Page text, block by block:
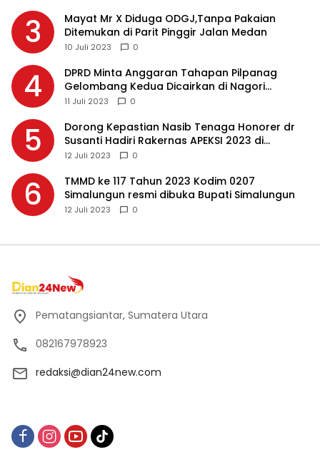
3
Mayat Mr X Diduga ODGJ,Tanpa Pakaian
Ditemukan di Parit Pinggir Jalan Medan
10 Juli 2023 0
4
DPRD Minta Anggaran Tahapan Pilpanag
Gelombang Kedua Dicairkan di Nagori
Masing-masing, Ini Alasannya…
11 Juli 2023 0
5
Dorong Kepastian Nasib Tenaga Honorer dr
Susanti Hadiri Rakernas APEKSI 2023 di
Makassar
12 Juli 2023 0
6
TMMD ke 117 Tahun 2023 Kodim 0207
Simalungun resmi dibuka Bupati Simalungun
12 Juli 2023 0
Pematangsiantar, Sumatera Utara
082167978923
redaksi@dian24new.com